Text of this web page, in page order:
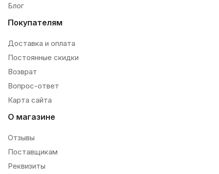
Блог
Покупателям
Доставка и оплата
Постоянные скидки
Возврат
Вопрос-ответ
Карта сайта
О магазине
Отзывы
Поставщикам
Реквизиты